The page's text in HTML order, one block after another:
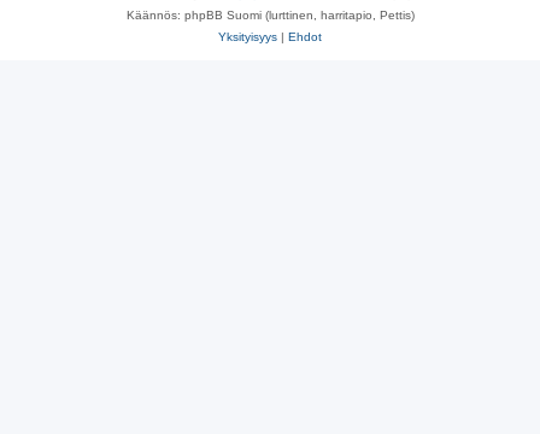
Käännös: phpBB Suomi (lurttinen, harritapio, Pettis)
Yksityisyys | Ehdot